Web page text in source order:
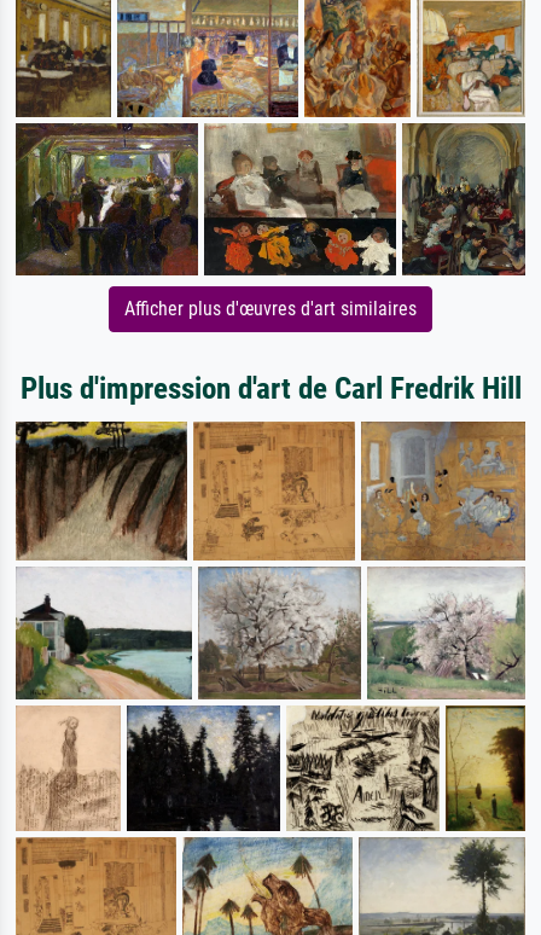
Afficher plus d'œuvres d'art similaires
Plus d'impression d'art de Carl Fredrik Hill